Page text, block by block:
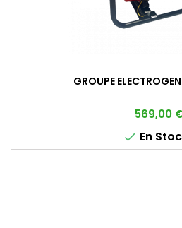
GROUPE
Prix
569,00
 En